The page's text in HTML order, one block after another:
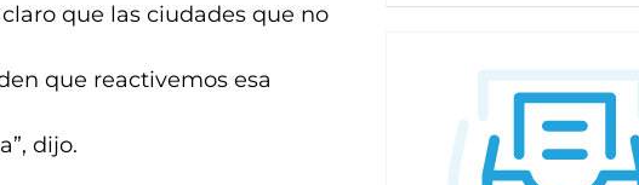
que las ciudades que no
que reactivemos esa
dijo.